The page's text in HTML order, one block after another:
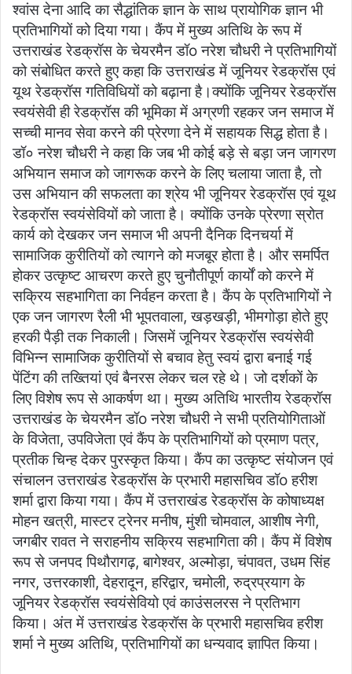
श्वांस देना आदि का सैद्धांतिक ज्ञान के साथ प्रायोगिक ज्ञान भी
प्रतिभागियों को दिया गया। कैंप में मुख्य अतिथि के रूप में
उत्तराखंड रेडक्रॉस के चेयरमैन डॉo नरेश चौधरी ने प्रतिभागियों
को संबोधित करते हुए कहा कि उत्तराखंड में जूनियर रेडक्रॉस एवं
यूथ रेडक्रॉस गतिविधियों को बढ़ाना है।क्योंकि जूनियर रेडक्रॉस
स्वयंसेवी ही रेडक्रॉस की भूमिका में अग्रणी रहकर जन समाज में
सच्ची मानव सेवा करने की प्रेरणा देने में सहायक सिद्ध होता है।
डॉ० नरेश चौधरी ने कहा कि जब भी कोई बड़े से बड़ा जन जागरण
अभियान समाज को जागरूक करने के लिए चलाया जाता है, तो
उस अभियान की सफलता का श्रेय भी जूनियर रेडक्रॉस एवं यूथ
रेडक्रॉस स्वयंसेवियों को जाता है। क्योंकि उनके प्रेरणा स्रोत
कार्य को देखकर जन समाज भी अपनी दैनिक दिनचर्या में
सामाजिक कुरीतियों को त्यागने को मजबूर होता है। और समर्पित
होकर उत्कृष्ट आचरण करते हुए चुनौतीपूर्ण कार्यों को करने में
सक्रिय सहभागिता का निर्वहन करता है। कैंप के प्रतिभागियों ने
एक जन जागरण रैली भी भूपतवाला, खड़खड़ी, भीमगोड़ा होते हुए
हरकी पैड़ी तक निकाली। जिसमें जूनियर रेडक्रॉस स्वयंसेवी
विभिन्न सामाजिक कुरीतियों से बचाव हेतु स्वयं द्वारा बनाई गई
पेंटिंग की तख्तियां एवं बैनरस लेकर चल रहे थे। जो दर्शकों के
लिए विशेष रूप से आकर्षण था। मुख्य अतिथि भारतीय रेडक्रॉस
उत्तराखंड के चेयरमैन डॉo नरेश चौधरी ने सभी प्रतियोगिताओं
के विजेता, उपविजेता एवं कैंप के प्रतिभागियों को प्रमाण पत्र,
प्रतीक चिन्ह देकर पुरस्कृत किया। कैंप का उत्कृष्ट संयोजन एवं
संचालन उत्तराखंड रेडक्रॉस के प्रभारी महासचिव डॉo हरीश
शर्मा द्वारा किया गया। कैंप में उत्तराखंड रेडक्रॉस के कोषाध्यक्ष
मोहन खत्री, मास्टर ट्रेनर मनीष, मुंशी चोमवाल, आशीष नेगी,
जगबीर रावत ने सराहनीय सक्रिय सहभागिता की। कैंप में विशेष
रूप से जनपद पिथौरागढ़, बागेश्वर, अल्मोड़ा, चंपावत, उधम सिंह
नगर, उत्तरकाशी, देहरादून, हरिद्वार, चमोली, रुद्रप्रयाग के
जूनियर रेडक्रॉस स्वयंसेवियो एवं काउंसलरस ने प्रतिभाग
किया। अंत में उत्तराखंड रेडक्रॉस के प्रभारी महासचिव हरीश
शर्मा ने मुख्य अतिथि, प्रतिभागियों का धन्यवाद ज्ञापित किया।